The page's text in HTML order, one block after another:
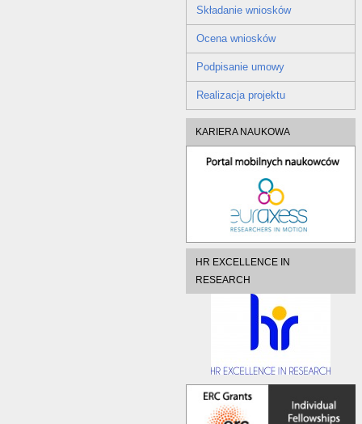
Składanie wniosków
Ocena wniosków
Podpisanie umowy
Realizacja projektu
KARIERA NAUKOWA
HR EXCELLENCE IN
RESEARCH